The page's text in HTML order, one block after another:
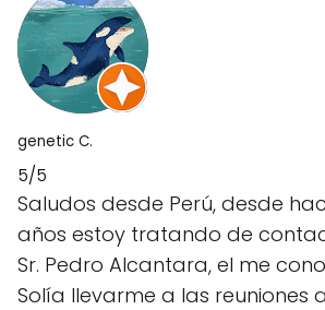
genetic C.
5/5
Saludos desde Perú, desde
años estoy tratando de
Sr. Pedro Alcantara, el me
Solía llevarme a las reuniones